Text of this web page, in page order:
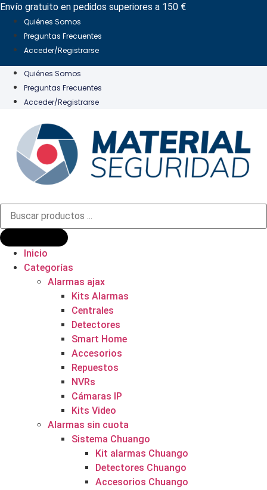
Ir
contenido
Envío gratuito en pedidos superiores a 150 €
Quiénes Somos
Preguntas Frecuentes
Acceder/Registrarse
Quiénes Somos
Preguntas Frecuentes
Acceder/Registrarse
Búsqueda
productos
Inicio
Categorías
Alarmas ajax
Kits Alarmas
Centrales
Detectores
Smart Home
Accesorios
Repuestos
NVRs
Cámaras IP
Kits Video
Alarmas sin cuota
Sistema Chuango
Kit alarmas Chuango
Detectores Chuango
Accesorios Chuango